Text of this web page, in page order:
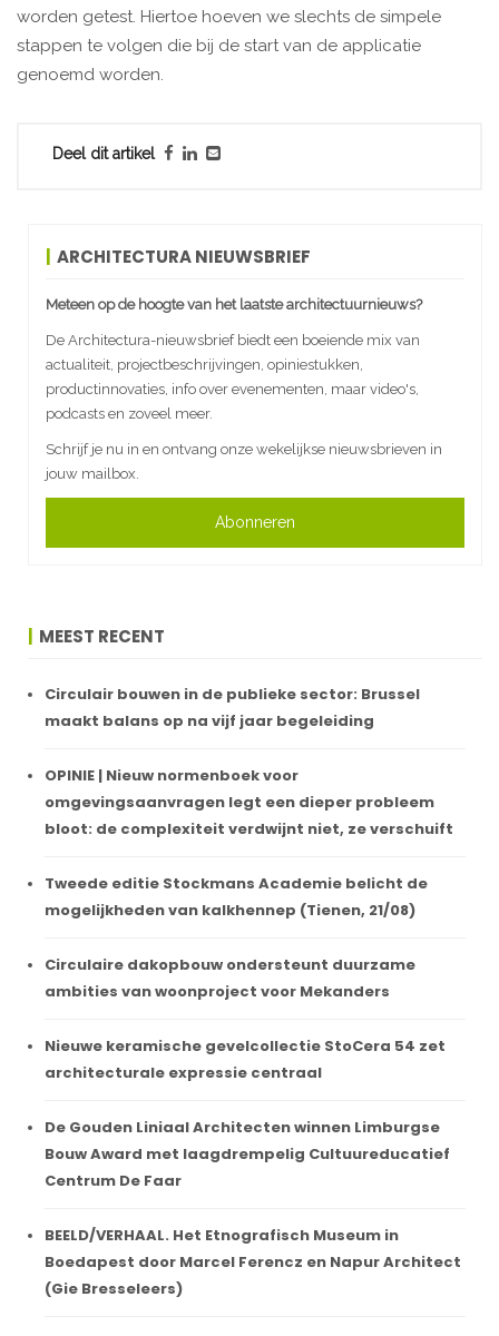
worden getest. Hiertoe hoeven we slechts de simpele
stappen te volgen die bij de start van de applicatie
genoemd worden.
Deel dit artikel
ARCHITECTURA NIEUWSBRIEF
Meteen op de hoogte van het laatste architectuurnieuws?
De Architectura-nieuwsbrief biedt een boeiende mix van
actualiteit, projectbeschrijvingen, opiniestukken,
productinnovaties, info over evenementen, maar video's,
podcasts en zoveel meer.
Schrijf je nu in en ontvang onze wekelijkse nieuwsbrieven in
jouw mailbox.
Abonneren
MEEST RECENT
Circulair bouwen in de publieke sector: Brussel
maakt balans op na vijf jaar begeleiding
OPINIE | Nieuw normenboek voor
omgevingsaanvragen legt een dieper probleem
bloot: de complexiteit verdwijnt niet, ze verschuift
Tweede editie Stockmans Academie belicht de
mogelijkheden van kalkhennep (Tienen, 21/08)
Circulaire dakopbouw ondersteunt duurzame
ambities van woonproject voor Mekanders
Nieuwe keramische gevelcollectie StoCera 54 zet
architecturale expressie centraal
De Gouden Liniaal Architecten winnen Limburgse
Bouw Award met laagdrempelig Cultuureducatief
Centrum De Faar
BEELD/VERHAAL. Het Etnografisch Museum in
Boedapest door Marcel Ferencz en Napur Architect
(Gie Bresseleers)